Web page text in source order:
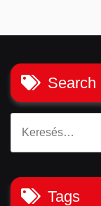
Search
Tags